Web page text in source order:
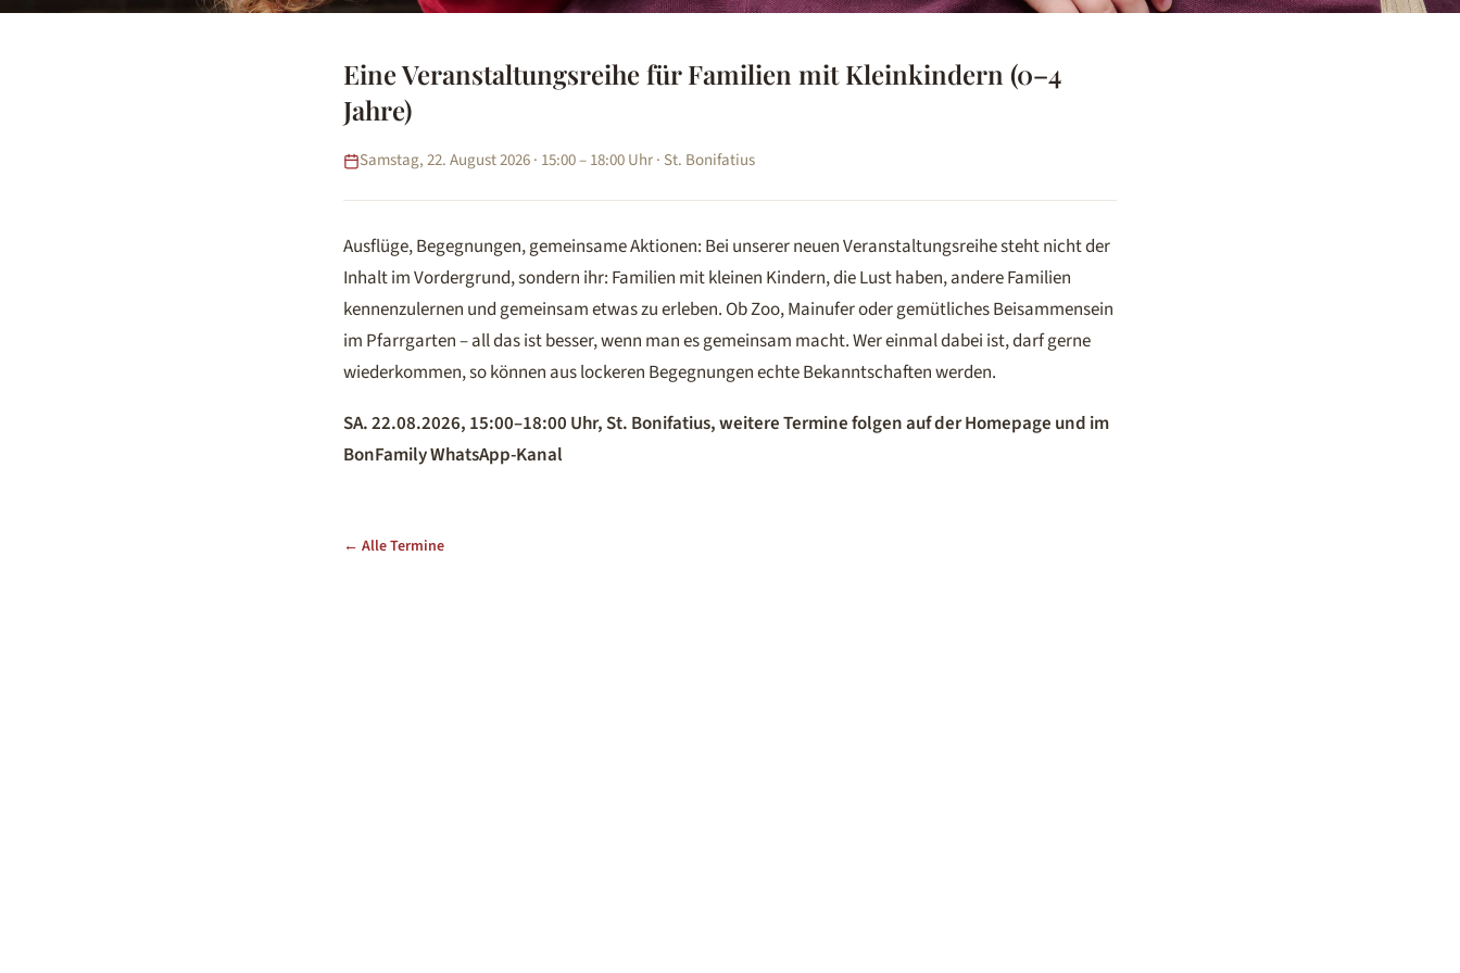
Eine Veranstaltungsreihe für Familien mit Kleinkindern (0–4
Jahre)
Samstag, 22. August 2026 · 15:00 – 18:00 Uhr · St. Bonifatius
Ausflüge, Begegnungen, gemeinsame Aktionen: Bei unserer neuen Veranstaltungsreihe steht nicht der
Inhalt im Vordergrund, sondern ihr: Familien mit kleinen Kindern, die Lust haben, andere Familien
kennenzulernen und gemeinsam etwas zu erleben. Ob Zoo, Mainufer oder gemütliches Beisammensein
im Pfarrgarten – all das ist besser, wenn man es gemeinsam macht. Wer einmal dabei ist, darf gerne
wiederkommen, so können aus lockeren Begegnungen echte Bekanntschaften werden.
SA. 22.08.2026, 15:00–18:00 Uhr, St. Bonifatius, weitere Termine folgen auf der Homepage und im
BonFamily WhatsApp-Kanal
← Alle Termine